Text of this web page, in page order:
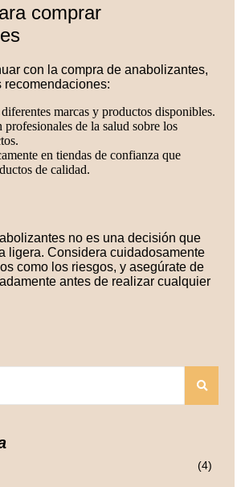
comprar
con la compra de anabolizantes,
marcas y productos disponibles.
profesionales de la salud sobre los
en tiendas de confianza que
de calidad.
no es una decisión que
ligera. Considera cuidadosamente
como los riesgos, y asegúrate de
antes de realizar cualquier
(4)